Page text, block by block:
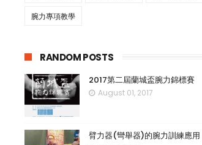
腕力專項教學
RANDOM POSTS
2017第二屆蘭城盃腕力錦標賽
August 01, 2017
臂力器(彎舉器)的腕力訓練應用